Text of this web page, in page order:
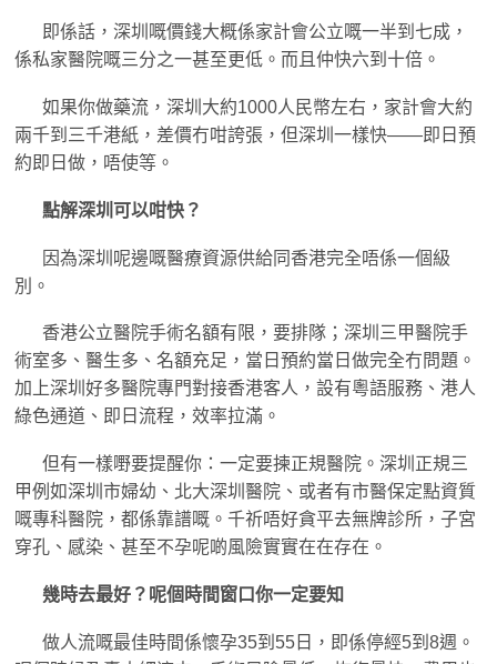
即係話，深圳嘅價錢大概係家計會公立嘅一半到七成，
係私家醫院嘅三分之一甚至更低。而且仲快六到十倍。
如果你做藥流，深圳大約1000人民幣左右，家計會大約
兩千到三千港紙，差價冇咁誇張，但深圳一樣快——即日預
約即日做，唔使等。
點解深圳可以咁快？
因為深圳呢邊嘅醫療資源供給同香港完全唔係一個級
別。
香港公立醫院手術名額有限，要排隊；深圳三甲醫院手
術室多、醫生多、名額充足，當日預約當日做完全冇問題。
加上深圳好多醫院專門對接香港客人，設有粵語服務、港人
綠色通道、即日流程，效率拉滿。
但有一樣嘢要提醒你：一定要揀正規醫院。深圳正規三
甲例如深圳市婦幼、北大深圳醫院、或者有市醫保定點資質
嘅專科醫院，都係靠譜嘅。千祈唔好貪平去無牌診所，子宮
穿孔、感染、甚至不孕呢啲風險實實在在存在。
幾時去最好？呢個時間窗口你一定要知
做人流嘅最佳時間係懷孕35到55日，即係停經5到8週。